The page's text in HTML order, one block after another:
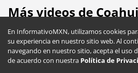
En InformativoMXN, utilizamos cookies
su experiencia en nuestro sitio web. Al
navegando en nuestro sitio, acepta el uso
de acuerdo con nuestra Política de
Más videos de